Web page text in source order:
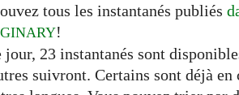
tous les instantanés publiés
!
jour, 23 instantanés sont
suivront. Certains sont déjà